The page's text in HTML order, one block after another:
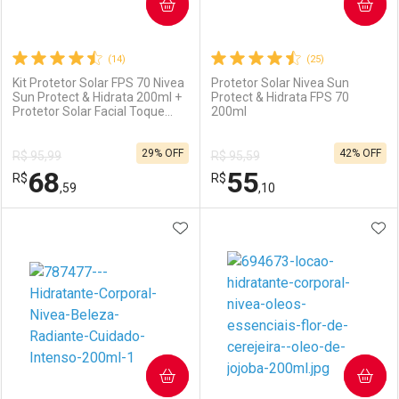
(14)
Kit Protetor Solar FPS 70 Nivea
Sun Protect & Hidrata 200ml +
Protetor Solar Facial Toque
R$ 95,99
R$68,59
29% OFF
COMPRAR
Laboratório
Por Menos
(25)
Protetor Solar Nivea Sun
Protect & Hidrata FPS 70
200ml
R$ 95,59
R$55,10
42% OFF
COMPRAR
Laboratório
Por Menos
ADICIONAR AOS FAVORITOS
COMPRAR COMPRAR